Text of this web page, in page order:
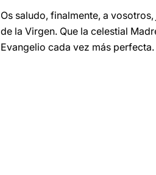
Os saludo, finalmente, a vosotros,
de la Virgen. Que la celestial
Evangelio cada vez más perfecta.